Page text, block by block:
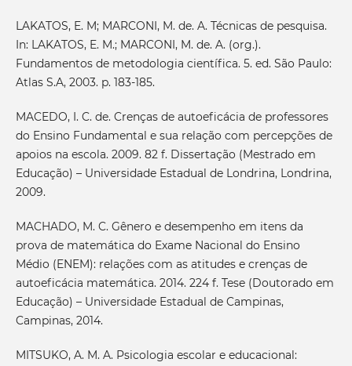
LAKATOS, E. M; MARCONI, M. de. A. Técnicas de pesquisa.
In: LAKATOS, E. M.; MARCONI, M. de. A. (org.).
Fundamentos de metodologia científica. 5. ed. São Paulo:
Atlas S.A, 2003. p. 183-185.
MACEDO, I. C. de. Crenças de autoeficácia de professores
do Ensino Fundamental e sua relação com percepções de
apoios na escola. 2009. 82 f. Dissertação (Mestrado em
Educação) – Universidade Estadual de Londrina, Londrina,
2009.
MACHADO, M. C. Gênero e desempenho em itens da
prova de matemática do Exame Nacional do Ensino
Médio (ENEM): relações com as atitudes e crenças de
autoeficácia matemática. 2014. 224 f. Tese (Doutorado em
Educação) – Universidade Estadual de Campinas,
Campinas, 2014.
MITSUKO, A. M. A. Psicologia escolar e educacional: